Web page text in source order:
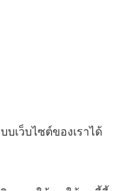
เว็บไซต์ของเราได้